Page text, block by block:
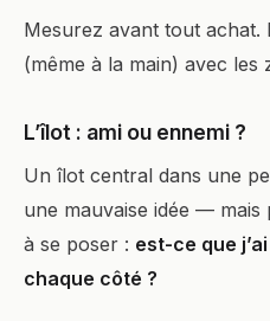
Mesurez avant tout achat.
(même à la main) avec les
L’îlot : ami ou ennemi ?
Un îlot central dans une
une mauvaise idée — mais
à se poser : est-ce que
chaque côté ?